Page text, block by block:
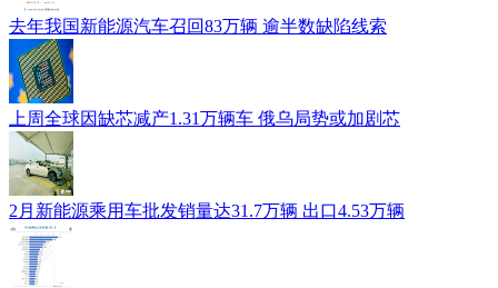
去年我国新能源汽车召回83万辆 逾半数缺陷线索
上周全球因缺芯减产1.31万辆车 俄乌局势或加剧芯
2月新能源乘用车批发销量达31.7万辆 出口4.53万辆